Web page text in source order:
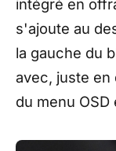
intégré en
s'ajoute au
la gauche du
avec, juste en
du menu